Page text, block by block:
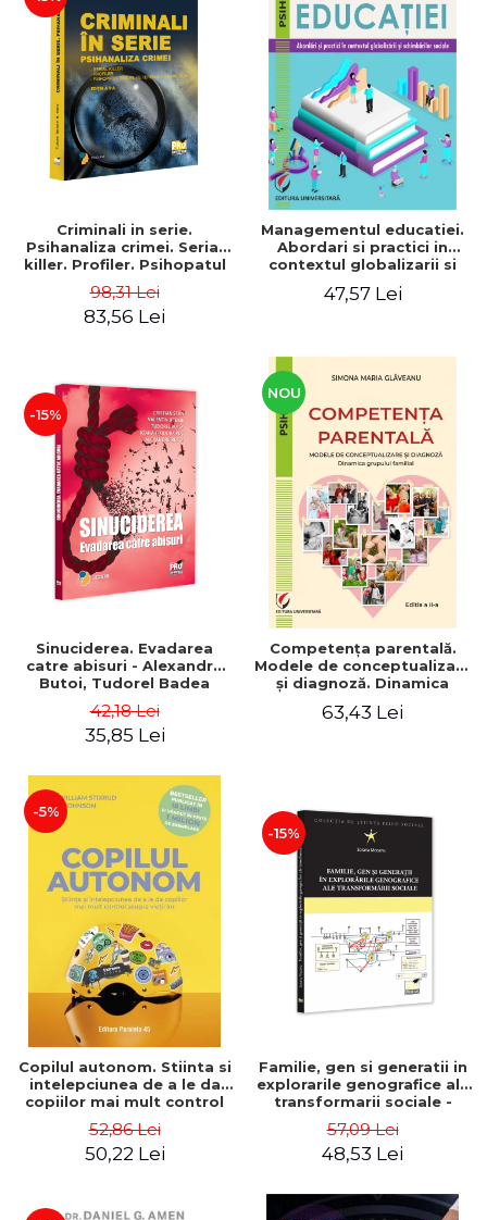
Criminali in serie.
Psihanaliza crimei. Serial
killer. Profiler. Psihopatul
criminalitatii Editia a II-a -
Tudorel Badea Butoi
98,31 Lei
83,56 Lei
Managementul educatiei.
Abordari si practici in
contextul globalizarii si
47,57 Lei
-15%
Sinuciderea. Evadarea
catre abisuri - Alexandru
Butoi, Tudorel Badea
Valentin Iftenie, Ioana
Teodora Butoi-Put
42,18 Lei
35,85 Lei
NOU
Competența parentală.
Modele de conceptualizare
și diagnoză. Dinamica
63,43 Lei
-5%
Copilul autonom. Stiinta si
intelepciunea de a le da
copiilor mai mult control
William Stixrud, Ned
Johnson
52,86 Lei
50,22 Lei
-15%
Familie, gen si generatii in
explorarile genografice ale
transformarii sociale -
57,09 Lei
48,53 Lei